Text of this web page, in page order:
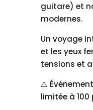
guitare) et
modernes.
Un voyage
et les yeux
tensions et
⚠️
limitée à